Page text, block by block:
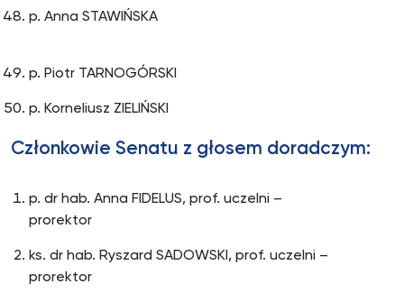
p. Anna STAWIŃSKA
p. Piotr TARNOGÓRSKI
p. Korneliusz ZIELIŃSKI
Członkowie Senatu z głosem doradczym:
p. dr hab. Anna FIDELUS, prof. uczelni –
prorektor
ks. dr hab. Ryszard SADOWSKI, prof. uczelni –
prorektor